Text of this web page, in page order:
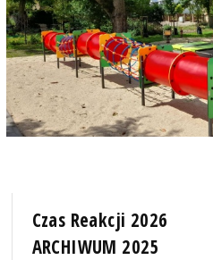
Czas Reakcji 2026
ARCHIWUM 2025